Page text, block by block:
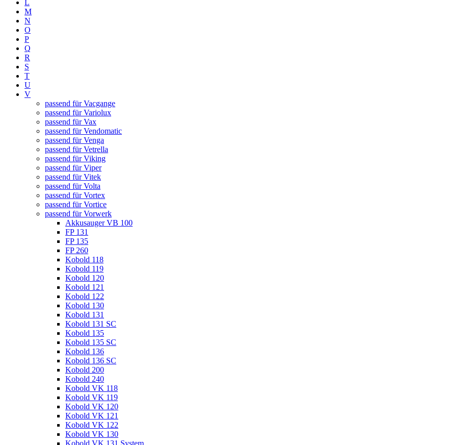
L
M
N
O
P
Q
R
S
T
U
V
passend für Vacgange
passend für Variolux
passend für Vax
passend für Vendomatic
passend für Venga
passend für Vetrella
passend für Viking
passend für Viper
passend für Vitek
passend für Volta
passend für Vortex
passend für Vortice
passend für Vorwerk
Akkusauger VB 100
FP 131
FP 135
FP 260
Kobold 118
Kobold 119
Kobold 120
Kobold 121
Kobold 122
Kobold 130
Kobold 131
Kobold 131 SC
Kobold 135
Kobold 135 SC
Kobold 136
Kobold 136 SC
Kobold 200
Kobold 240
Kobold VK 118
Kobold VK 119
Kobold VK 120
Kobold VK 121
Kobold VK 122
Kobold VK 130